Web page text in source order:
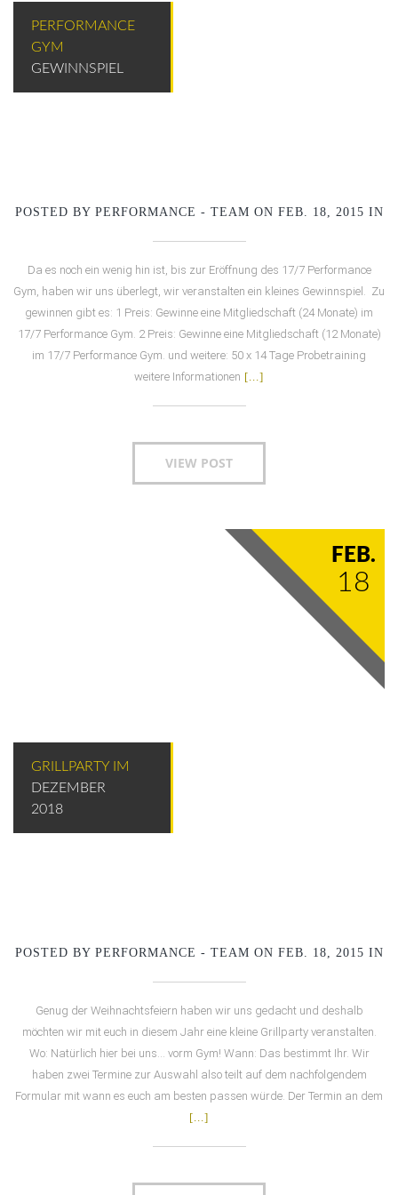
PERFORMANCE
GYM
GEWINNSPIEL
POSTED BY PERFORMANCE - TEAM ON FEB. 18, 2015 IN
Da es noch ein wenig hin ist, bis zur Eröffnung des 17/7 Performance
Gym, haben wir uns überlegt, wir veranstalten ein kleines Gewinnspiel. Zu
gewinnen gibt es: 1 Preis: Gewinne eine Mitgliedschaft (24 Monate) im
17/7 Performance Gym. 2 Preis: Gewinne eine Mitgliedschaft (12 Monate)
im 17/7 Performance Gym. und weitere: 50 x 14 Tage Probetraining
weitere Informationen [...]
VIEW POST
FEB.
18
GRILLPARTY IM
DEZEMBER
2018
POSTED BY PERFORMANCE - TEAM ON FEB. 18, 2015 IN
Genug der Weihnachtsfeiern haben wir uns gedacht und deshalb
möchten wir mit euch in diesem Jahr eine kleine Grillparty veranstalten.
Wo: Natürlich hier bei uns… vorm Gym! Wann: Das bestimmt Ihr. Wir
haben zwei Termine zur Auswahl also teilt auf dem nachfolgendem
Formular mit wann es euch am besten passen würde. Der Termin an dem
[...]